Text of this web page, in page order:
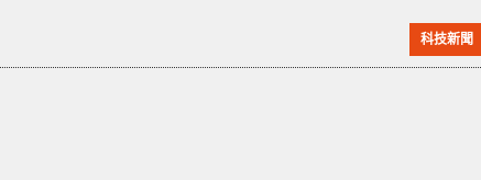
技術可讓 GPU 計算器、著色器直接訪問 NVMe SSD，
不再需要經 CPU 處理，因此可以大幅提升遊戲加載速
科技新聞